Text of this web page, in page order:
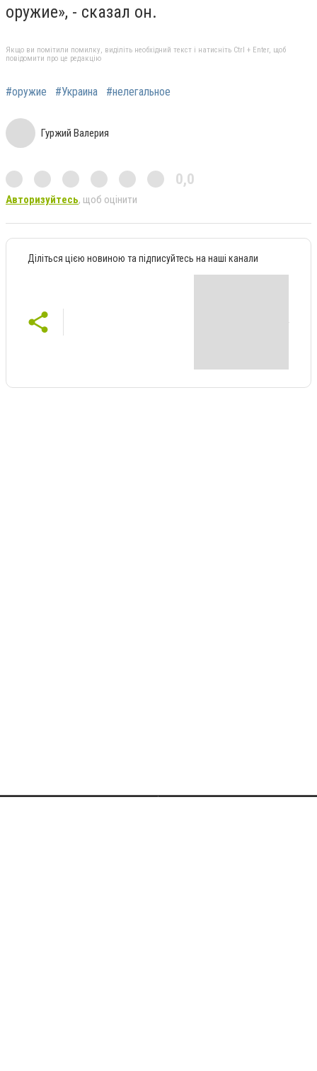
оружие», - сказал он.
Якщо ви помітили помилку, виділіть необхідний текст і натисніть Ctrl + Enter, щоб
повідомити про це редакцію
#оружие #Украина #нелегальное
Гуржий Валерия
0,0
Авторизуйтесь, щоб оцінити
Діліться цією новиною та підписуйтесь на наші канали